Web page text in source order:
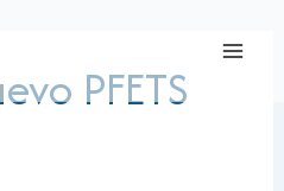
PFETS